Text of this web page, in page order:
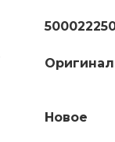
Оригинал
Новое